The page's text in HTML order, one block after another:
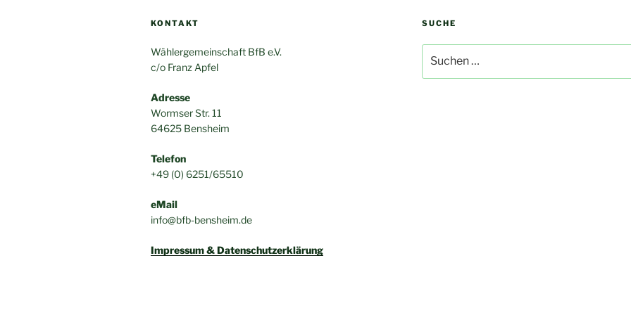
KONTAKT
Wählergemeinschaft BfB e.V.
c/o Franz Apfel
Adresse
Wormser Str. 11
64625 Bensheim
Telefon
+49 (0) 6251/65510
eMail
info@bfb-bensheim.de
Impressum & Datenschutzerklärung
SUCHE
nach: